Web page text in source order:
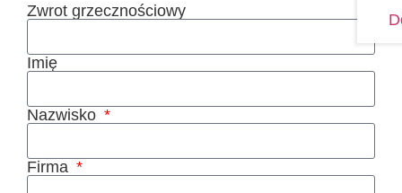
Zwrot grzecznościowy
Imię
Nazwisko
Firma